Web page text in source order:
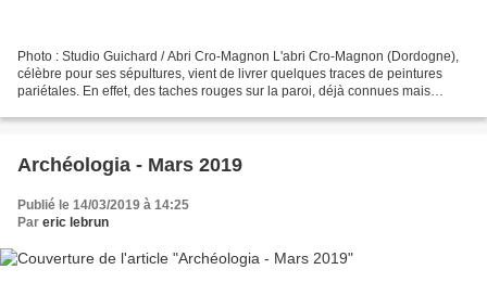
Photo : Studio Guichard / Abri Cro-Magnon L'abri Cro-Magnon (Dordogne),
célèbre pour ses sépultures, vient de livrer quelques traces de peintures
pariétales. En effet, des taches rouges sur la paroi, déjà connues mais
Archéologia - Mars 2019
Publié le 14/03/2019 à 14:25
Par eric lebrun